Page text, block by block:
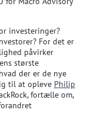
investeringer?
For det er
påvirker
største
der er de nye
til at opleve Philip
fortælle om,